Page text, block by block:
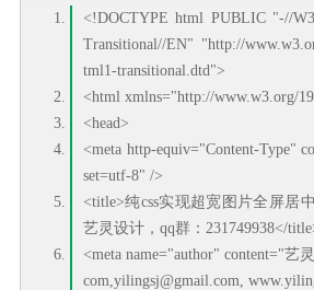
<!DOCTYPE html PUBLIC "-//
Transitional//EN" "http://
tml1-transitional.dtd">
<html xmlns="http://www.w3.org/
<head>
<meta http-equiv="Content-Type"
set=utf-8" />
<title>纯css实现超宽图片全屏居
艺灵设计，qq群：231749938</
<meta name="author" content="艺
com,yilingsj@gmail.com,